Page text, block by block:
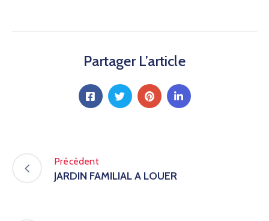
Partager L’article
Précèdent
JARDIN FAMILIAL A LOUER